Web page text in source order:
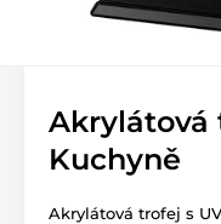
Akrylátová
Kuchyně
Akrylátová trofej s